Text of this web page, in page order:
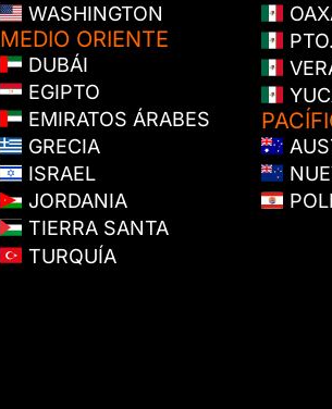
WASHINGTON
MEDIO ORIENTE
DUBÁI
EGIPTO
EMIRATOS ÁRABES
GRECIA
ISRAEL
JORDANIA
TIERRA SANTA
TURQUÍA